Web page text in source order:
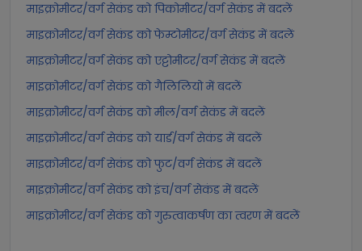
माइक्रोमीटर/वर्ग सेकंड को पिकोमीटर/वर्ग सेकंड में बदलें
माइक्रोमीटर/वर्ग सेकंड को फेम्टोमीटर/वर्ग सेकंड में बदलें
माइक्रोमीटर/वर्ग सेकंड को एट्टोमीटर/वर्ग सेकंड में बदलें
माइक्रोमीटर/वर्ग सेकंड को गैलिलियो में बदलें
माइक्रोमीटर/वर्ग सेकंड को मील/वर्ग सेकंड में बदलें
माइक्रोमीटर/वर्ग सेकंड को यार्ड/वर्ग सेकंड में बदलें
माइक्रोमीटर/वर्ग सेकंड को फुट/वर्ग सेकंड में बदलें
माइक्रोमीटर/वर्ग सेकंड को इंच/वर्ग सेकंड में बदलें
माइक्रोमीटर/वर्ग सेकंड को गुरुत्वाकर्षण का त्वरण में बदलें